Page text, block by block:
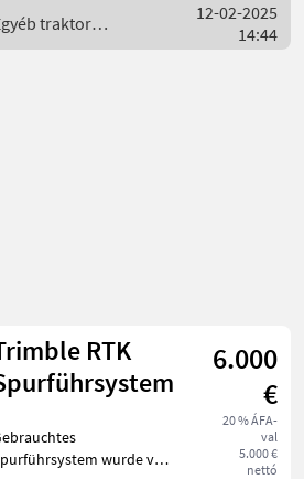
traktor
/ Trimble
12-02-2025
14:44
RTK
6.000
€
20 % ÁFA-
val
5.000 €
nettó
wurde von